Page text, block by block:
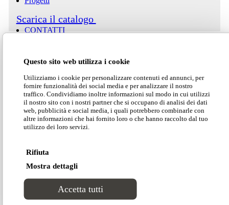
Questo sito web utilizza i cookie
Utilizziamo i cookie per personalizzare contenuti ed annunci, per
fornire funzionalità dei social media e per analizzare il nostro
traffico. Condividiamo inoltre informazioni sul modo in cui utilizzi
il nostro sito con i nostri partner che si occupano di analisi dei dati
web, pubblicità e social media, i quali potrebbero combinarle con
altre informazioni che hai fornito loro o che hanno raccolto dal tuo
utilizzo dei loro servizi.
Rifiuta
Mostra dettagli
Accetta tutti
CONTATTI
Area clienti
Search Site
Scarica il catalogo
Scarica il listino
Scarica la scheda tecnica
Versatile, lounge ed elegante.
di estetica minimal, di notevole richiamo visivo,